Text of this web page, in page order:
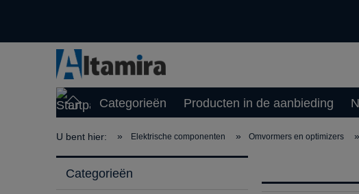
Categorieën Producten in de aanbieding
U bent hier: » Elektrische componenten » Omvormers en optimizers »
Categorieën